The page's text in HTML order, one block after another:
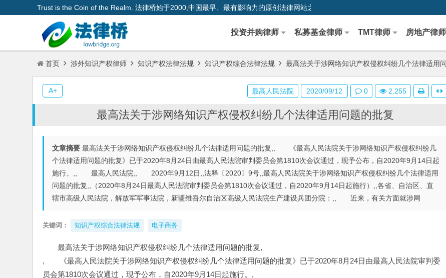
Trust is the Coin of the Realm. 法律桥始于2000,中国最早、最有影响力的原创法律网站之一
投资并购律师 私募基金律师 TMT律师 房地产律师
首页 涉外知识产权律师 知识产权法律法规 知识产权综合法律法规 最高法关于涉网络知识产权侵权纠纷几个法律适用
最高法关于涉网络知识产权侵权纠纷几个法律适用问题的批复
文章摘要 最高法关于涉网络知识产权侵权纠纷几个法律适用问题的批复,, 《最高人民法院关于涉网络知识产权侵权纠纷几
个法律适用问题的批复》已于2020年8月24日由最高人民法院审判委员会第1810次会议通过，现予公布，自2020年9月14日起
施行。,, 最高人民法院,, 2020年9月12日,,法释〔2020〕9号,,最高人民法院关于涉网络知识产权侵权纠纷几个法律适用
问题的批复,,（2020年8月24日最高人民法院审判委员会第1810次会议通过，自2020年9月14日起施行）,,各省、自治区、直
辖市高级人民法院，解放军军事法院，新疆维吾尔自治区高级人民法院生产建设兵团分院：,, 近来，有关方面就涉网
关键词： 知识产权综合法律法规 电子商务
最高法关于涉网络知识产权侵权纠纷几个法律适用问题的批复,
,　　《最高人民法院关于涉网络知识产权侵权纠纷几个法律适用问题的批复》已于2020年8月24日由最高人民法院审判委
员会第1810次会议通过，现予公布，自2020年9月14日起施行。,
最高人民法院 2020/09/12 0 2,255
A+